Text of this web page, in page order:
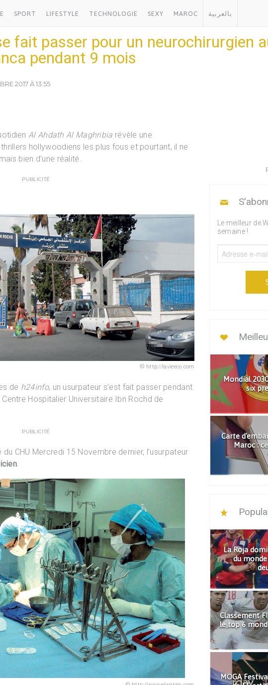
SPORT LIFESTYLE TECHNOLOGIE SEXY MAROC بالعربية
fait passer pour un neurochirurgien
pendant 9 mois
2017 À 13:55
Al Ahdath Al Maghribia révèle une
hollywoodiens les plus fous et pourtant, il ne
bien d’une réalité.
PUBLICITÉ
http://lavieeco.com
de h24info, un usurpateur s’est fait passer pendant
Centre Hospitalier Universitaire Ibn Rochd de
PUBLICITÉ
CHU Mercredi 15 Novembre dernier, l’usurpateur
.
Le meilleur de
semaine !
Mondial
six
Carte
Maroc :
La Roja
du
Classement
le top 6
MOGA